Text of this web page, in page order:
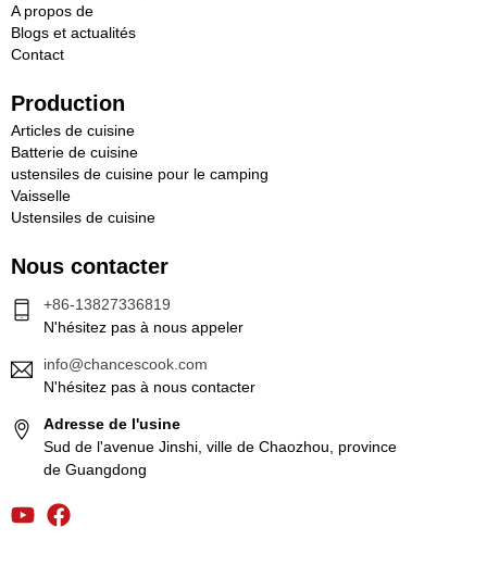
A propos de
Blogs et actualités
Contact
Production
Articles de cuisine
Batterie de cuisine
ustensiles de cuisine pour le camping
Vaisselle
Ustensiles de cuisine
Nous contacter
+86-13827336819
N'hésitez pas à nous appeler
info@chancescook.com
N'hésitez pas à nous contacter
Adresse de l'usine
Sud de l'avenue Jinshi, ville de Chaozhou, province
de Guangdong